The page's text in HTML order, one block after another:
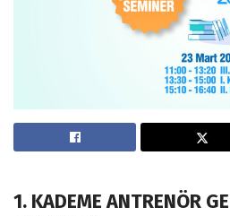
1. KADEME ANTRENÖR